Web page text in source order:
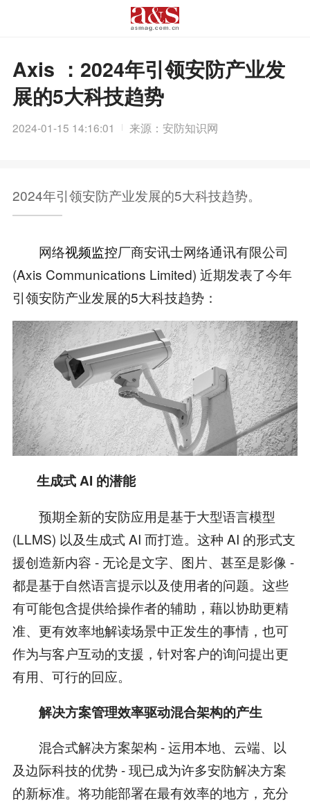
Axis ：2024年引领安防产业发
展的5大科技趋势
2024-01-15 14:16:01 来源：安防知识网
2024年引领安防产业发展的5大科技趋势。
网络视频监控厂商安讯士网络通讯有限公司
(Axis Communications Limited) 近期发表了今年
引领安防产业发展的5大科技趋势：
生成式 AI 的潜能
预期全新的安防应用是基于大型语言模型
(LLMS) 以及生成式 AI 而打造。这种 AI 的形式支
援创造新内容 - 无论是文字、图片、甚至是影像 -
都是基于自然语言提示以及使用者的问题。这些
有可能包含提供给操作者的辅助，藉以协助更精
准、更有效率地解读场景中正发生的事情，也可
作为与客户互动的支援，针对客户的询问提出更
有用、可行的回应。
解决方案管理效率驱动混合架构的产生
混合式解决方案架构 - 运用本地、云端、以
及边际科技的优势 - 现已成为许多安防解决方案
的新标准。将功能部署在最有效率的地方，充分